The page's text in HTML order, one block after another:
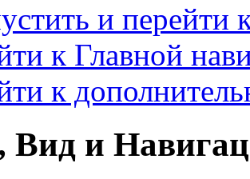
и перейти
к Главной
к
Вид и